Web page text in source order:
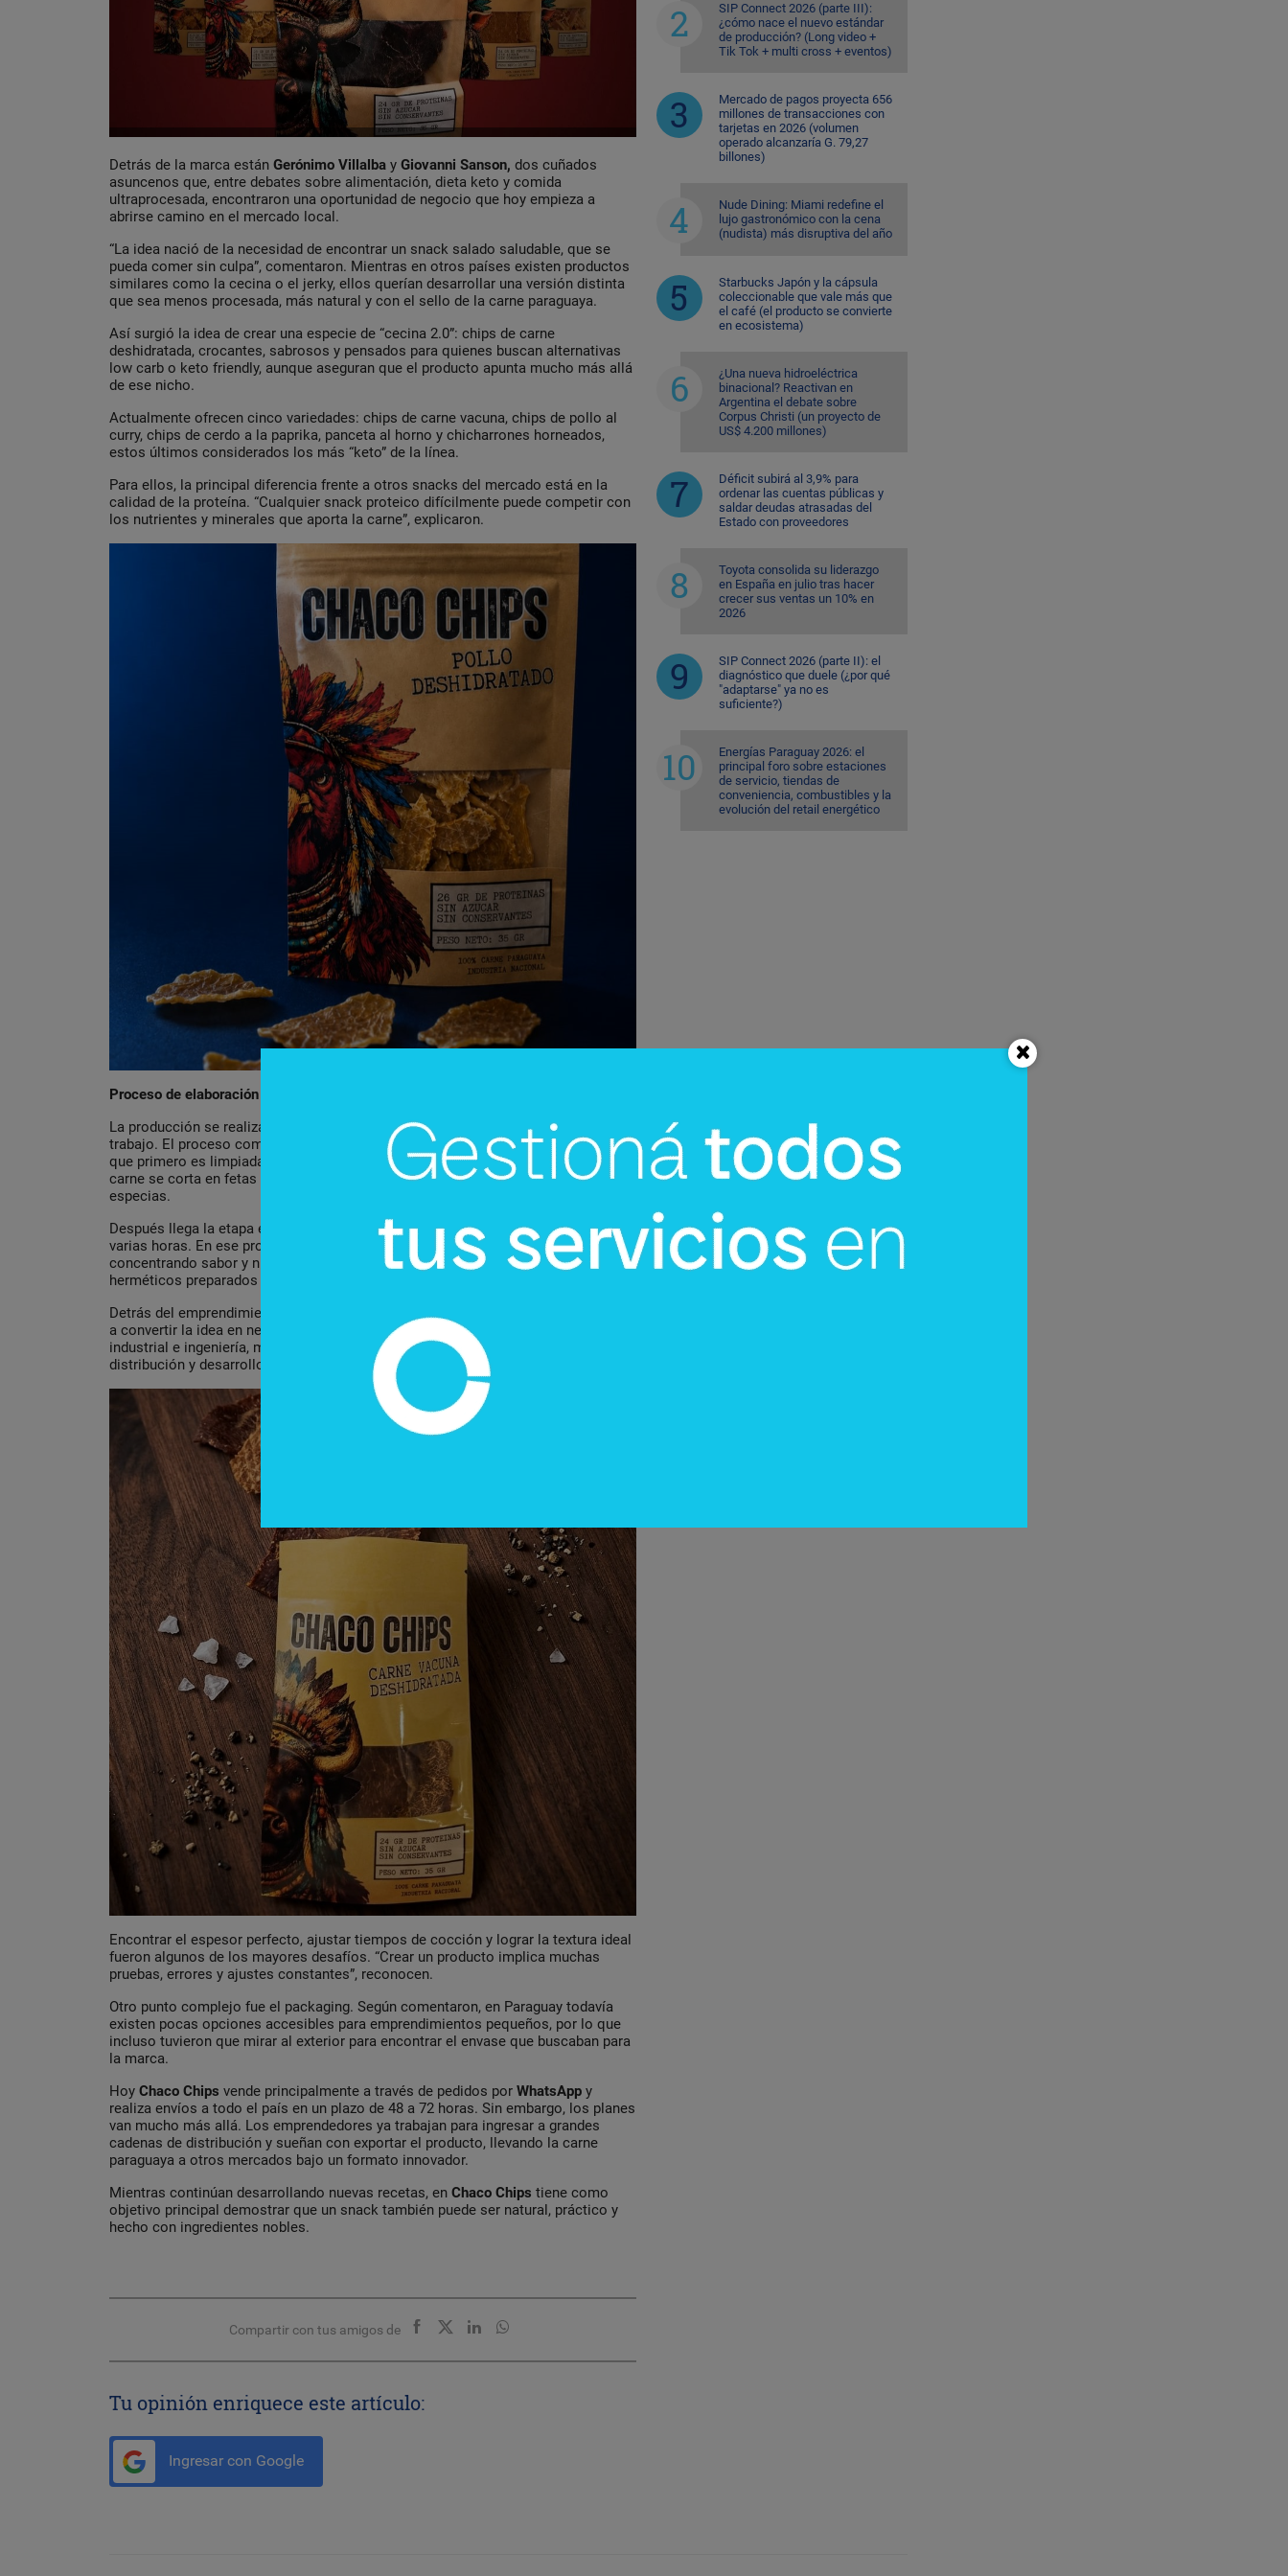
Detrás de la marca están Gerónimo Villalba y Giovanni Sanson, dos cuñados
asuncenos que, entre debates sobre alimentación, dieta keto y comida
ultraprocesada, encontraron una oportunidad de negocio que hoy empieza a
abrirse camino en el mercado local.
“La idea nació de la necesidad de encontrar un snack salado saludable, que se
pueda comer sin culpa”, comentaron. Mientras en otros países existen productos
similares como la cecina o el jerky, ellos querían desarrollar una versión distinta
que sea menos procesada, más natural y con el sello de la carne paraguaya.
Así surgió la idea de crear una especie de “cecina 2.0”: chips de carne
deshidratada, crocantes, sabrosos y pensados para quienes buscan alternativas
low carb o keto friendly, aunque aseguran que el producto apunta mucho más allá
de ese nicho.
Actualmente ofrecen cinco variedades: chips de carne vacuna, chips de pollo al
curry, chips de cerdo a la paprika, panceta al horno y chicharrones horneados,
estos últimos considerados los más “keto” de la línea.
Para ellos, la principal diferencia frente a otros snacks del mercado está en la
calidad de la proteína. “Cualquier snack proteico difícilmente puede competir con
los nutrientes y minerales que aporta la carne”, explicaron.
Proceso de elaboración
La producción se realiza en Areguá y cada lote requiere más de 24 horas de
trabajo. El proceso comienza con carne magra proveniente del Chaco paraguayo,
que primero es limpiada cuidadosamente para retirar la grasa externa. Luego, la
carne se corta en fetas y se deja macerar durante un día completo en salmuera y
especias.
Después llega la etapa esencial de la deshidratación a baja temperatura durante
varias horas. En ese proceso, la carne pierde cerca del 70% de su peso,
concentrando sabor y nutrientes. Finalmente, el producto se envasa en sobres
herméticos preparados para conservarlo durante meses.
Detrás del emprendimiento también existe una combinación de perfiles que ayudó
a convertir la idea en negocio. Giovanni aporta su experiencia en producción
industrial e ingeniería, mientras que Gerónimo se enfoca en el área comercial,
distribución y desarrollo de mercado.
Encontrar el espesor perfecto, ajustar tiempos de cocción y lograr la textura ideal
fueron algunos de los mayores desafíos. “Crear un producto implica muchas
pruebas, errores y ajustes constantes”, reconocen.
Otro punto complejo fue el packaging. Según comentaron, en Paraguay todavía
existen pocas opciones accesibles para emprendimientos pequeños, por lo que
incluso tuvieron que mirar al exterior para encontrar el envase que buscaban para
la marca.
Hoy Chaco Chips vende principalmente a través de pedidos por WhatsApp y
realiza envíos a todo el país en un plazo de 48 a 72 horas. Sin embargo, los planes
van mucho más allá. Los emprendedores ya trabajan para ingresar a grandes
cadenas de distribución y sueñan con exportar el producto, llevando la carne
paraguaya a otros mercados bajo un formato innovador.
Mientras continúan desarrollando nuevas recetas, en Chaco Chips tiene como
objetivo principal demostrar que un snack también puede ser natural, práctico y
hecho con ingredientes nobles.
Compartir con tus amigos de
Tu opinión enriquece este artículo:
Ingresar con Google
SIP Connect 2026 (parte III):
¿cómo nace el nuevo estándar
de producción? (Long video +
Tik Tok + multi cross + eventos)
Mercado de pagos proyecta 656
millones de transacciones con
tarjetas en 2026 (volumen
operado alcanzaría G. 79,27
billones)
Nude Dining: Miami redefine el
lujo gastronómico con la cena
(nudista) más disruptiva del año
Starbucks Japón y la cápsula
coleccionable que vale más que
el café (el producto se convierte
en ecosistema)
¿Una nueva hidroeléctrica
binacional? Reactivan en
Argentina el debate sobre
Corpus Christi (un proyecto de
US$ 4.200 millones)
Déficit subirá al 3,9% para
ordenar las cuentas públicas y
saldar deudas atrasadas del
Estado con proveedores
Toyota consolida su liderazgo
en España en julio tras hacer
crecer sus ventas un 10% en
2026
SIP Connect 2026 (parte II): el
diagnóstico que duele (¿por qué
"adaptarse" ya no es
suficiente?)
Energías Paraguay 2026: el
principal foro sobre estaciones
de servicio, tiendas de
conveniencia, combustibles y la
evolución del retail energético